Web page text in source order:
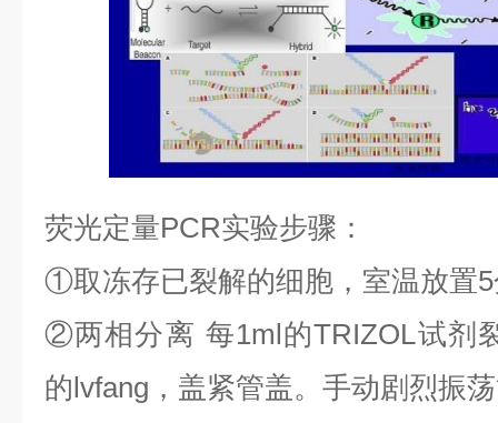
荧光定量PCR实验步骤：
①取冻存已裂解的细胞，室温放置5
②两相分离 每1ml的TRIZOL试剂
的lvfang ，盖紧管盖。手动剧烈振